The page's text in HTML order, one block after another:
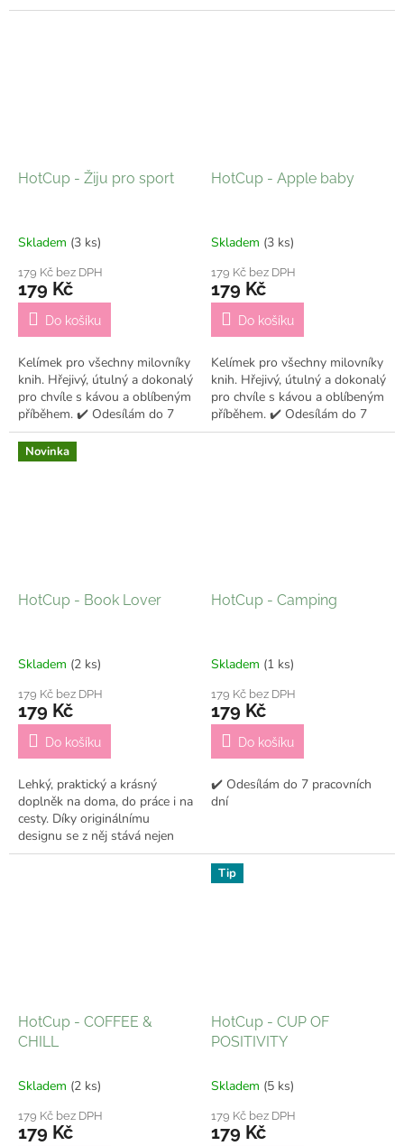
pracovních dní
pracovních dní
HotCup - Žiju pro sport
Skladem (3 ks)
179 Kč bez DPH
179 Kč
Do košíku
Kelímek pro všechny milovníky
knih. Hřejivý, útulný a dokonalý
pro chvíle s kávou a oblíbeným
příběhem. ✔️ Odesílám do 7
pracovních dní
HotCup - Apple baby
Skladem (3 ks)
179 Kč bez DPH
179 Kč
Do košíku
Kelímek pro všechny milovníky
knih. Hřejivý, útulný a dokonalý
pro chvíle s kávou a oblíbeným
příběhem. ✔️ Odesílám do 7
pracovních dní
Novinka
HotCup - Book Lover
Skladem (2 ks)
179 Kč bez DPH
179 Kč
Do košíku
Lehký, praktický a krásný
doplněk na doma, do práce i na
cesty. Díky originálnímu
designu se z něj stává nejen
praktický kelímek, ale i stylový
HotCup - Camping
Skladem (1 ks)
179 Kč bez DPH
179 Kč
Do košíku
✔️ Odesílám do 7 pracovních
dní
HotCup - COFFEE &
CHILL
Skladem (2 ks)
179 Kč bez DPH
179 Kč
Tip
HotCup - CUP OF
POSITIVITY
Skladem (5 ks)
179 Kč bez DPH
179 Kč